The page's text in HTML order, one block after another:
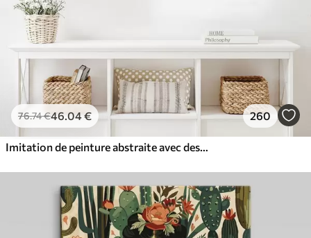
76.74€46.04€ 260
Imitation de peinture abstraite avec des cercles orange et gris, des feuilles et des branches, style moderne, effet aquarelle